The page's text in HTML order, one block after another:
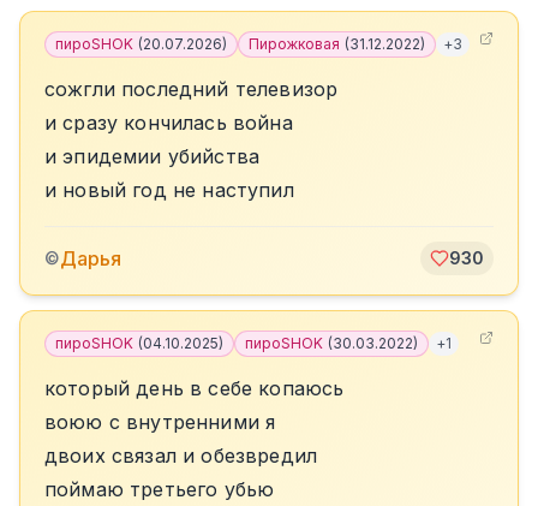
пироSHOK (20.07.2026) Пирожковая (31.12.2022) +3
сожгли последний телевизор
и сразу кончилась война
и эпидемии убийства
и новый год не наступил
©Дарья 930
пироSHOK (04.10.2025) пироSHOK (30.03.2022) +1
который день в себе копаюсь
воюю с внутренними я
двоих связал и обезвредил
поймаю третьего убью